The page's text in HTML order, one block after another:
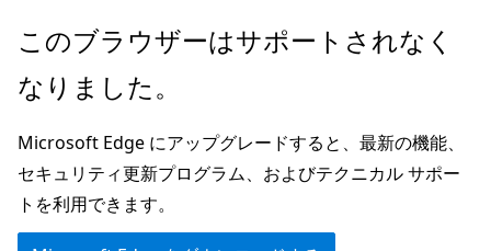
メ
ン
ン
テ
ン
このブラウザーはサポートされなく
なりました。
Microsoft Edge にアップグレードすると、最新の機能、
セキュリティ更新プログラム、およびテクニカル サポー
トを利用できます。